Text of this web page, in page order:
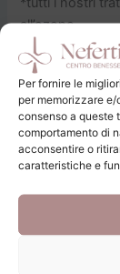
Per fornire le
per memorizzare
consenso a queste
comportamento di
acconsentire o
caratteristiche e
all’ozono.